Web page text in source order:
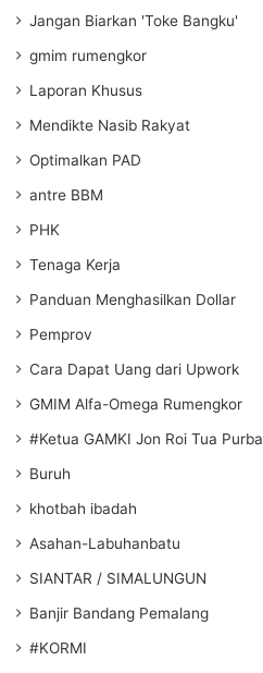
Jangan Biarkan 'Toke Bangku'
gmim rumengkor
Laporan Khusus
Mendikte Nasib Rakyat
Optimalkan PAD
antre BBM
PHK
Tenaga Kerja
Panduan Menghasilkan Dollar
Pemprov
Cara Dapat Uang dari Upwork
GMIM Alfa-Omega Rumengkor
#Ketua GAMKI Jon Roi Tua Purba
Buruh
khotbah ibadah
Asahan-Labuhanbatu
SIANTAR / SIMALUNGUN
Banjir Bandang Pemalang
#KORMI